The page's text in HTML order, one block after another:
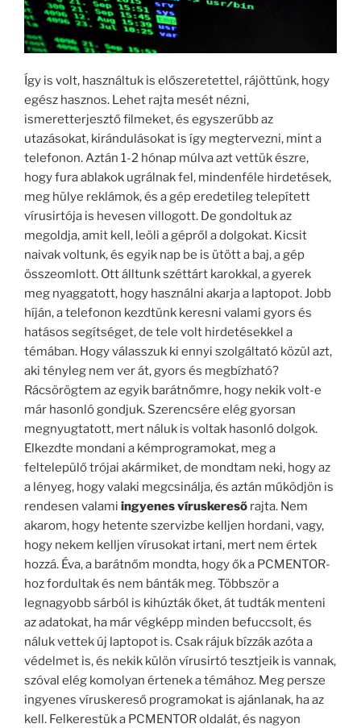
Így is volt, használtuk is előszeretettel, rájöttünk, hogy
egész hasznos. Lehet rajta mesét nézni,
ismeretterjesztő filmeket, és egyszerűbb az
utazásokat, kirándulásokat is így megtervezni, mint a
telefonon. Aztán 1-2 hónap múlva azt vettük észre,
hogy fura ablakok ugrálnak fel, mindenféle hirdetések,
meg hülye reklámok, és a gép eredetileg telepített
vírusirtója is hevesen villogott. De gondoltuk az
megoldja, amit kell, leöli a gépről a dolgokat. Kicsit
naivak voltunk, és egyik nap be is ütött a baj, a gép
összeomlott. Ott álltunk széttárt karokkal, a gyerek
meg nyaggatott, hogy használni akarja a laptopot. Jobb
híján, a telefonon kezdtünk keresni valami gyors és
hatásos segítséget, de tele volt hirdetésekkel a
témában. Hogy válasszuk ki ennyi szolgáltató közül azt,
aki tényleg nem ver át, gyors és megbízható?
Rácsörögtem az egyik barátnőmre, hogy nekik volt-e
már hasonló gondjuk. Szerencsére elég gyorsan
megnyugtatott, mert náluk is voltak hasonló dolgok.
Elkezdte mondani a kémprogramokat, meg a
feltelepülő trójai akármiket, de mondtam neki, hogy az
a lényeg, hogy valaki megcsinálja, és aztán működjön is
rendesen valami ingyenes víruskereső rajta. Nem
akarom, hogy hetente szervizbe kelljen hordani, vagy,
hogy nekem kelljen vírusokat irtani, mert nem értek
hozzá. Éva, a barátnőm mondta, hogy ők a PCMENTOR-
hoz fordultak és nem bánták meg. Többször a
legnagyobb sárból is kihúzták őket, át tudták menteni
az adatokat, ha már végképp minden befuccsolt, és
náluk vettek új laptopot is. Csak rájuk bízzák azóta a
védelmet is, és nekik külön vírusirtó tesztjeik is vannak,
szóval elég komolyan értenek a témához. Meg persze
ingyenes víruskereső programokat is ajánlanak, ha az
kell. Felkerestük a PCMENTOR oldalát, és nagyon